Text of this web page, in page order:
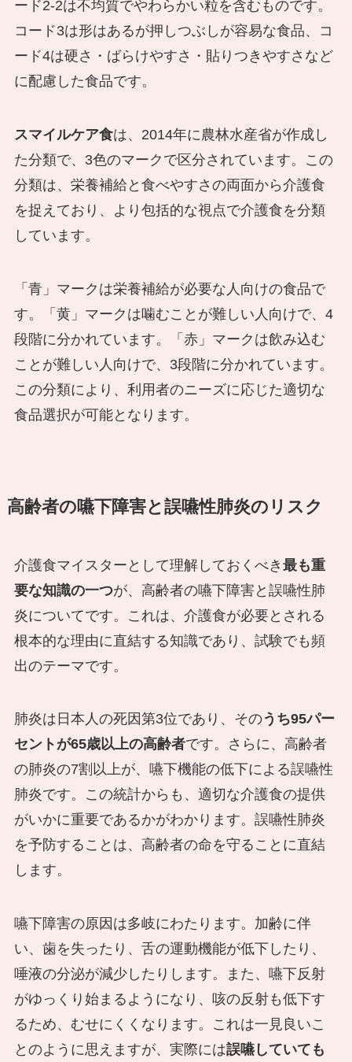
ード2-2は不均質でやわらかい粒を含むものです。
コード3は形はあるが押しつぶしが容易な食品、コ
ード4は硬さ・ばらけやすさ・貼りつきやすさなど
に配慮した食品です。
スマイルケア食は、2014年に農林水産省が作成し
た分類で、3色のマークで区分されています。この
分類は、栄養補給と食べやすさの両面から介護食
を捉えており、より包括的な視点で介護食を分類
しています。
「青」マークは栄養補給が必要な人向けの食品で
す。「黄」マークは噛むことが難しい人向けで、4
段階に分かれています。「赤」マークは飲み込む
ことが難しい人向けで、3段階に分かれています。
この分類により、利用者のニーズに応じた適切な
食品選択が可能となります。
高齢者の嚥下障害と誤嚥性肺炎のリスク
介護食マイスターとして理解しておくべき 最も重
要な知識の一つが、高齢者の嚥下障害と誤嚥性肺
炎についてです。これは、介護食が必要とされる
根本的な理由に直結する知識であり、試験でも頻
出のテーマです。
肺炎は日本人の死因第3位であり、そのうち95パー
セントが65歳以上の高齢者です。さらに、高齢者
の肺炎の7割以上が、嚥下機能の低下による誤嚥性
肺炎です。この統計からも、適切な介護食の提供
がいかに重要であるかがわかります。誤嚥性肺炎
を予防することは、高齢者の命を守ることに直結
します。
嚥下障害の原因は多岐にわたります。加齢に伴
い、歯を失ったり、舌の運動機能が低下したり、
唾液の分泌が減少したりします。また、嚥下反射
がゆっくり始まるようになり、咳の反射も低下す
るため、むせにくくなります。これは一見良いこ
とのように思えますが、実際には誤嚥していても